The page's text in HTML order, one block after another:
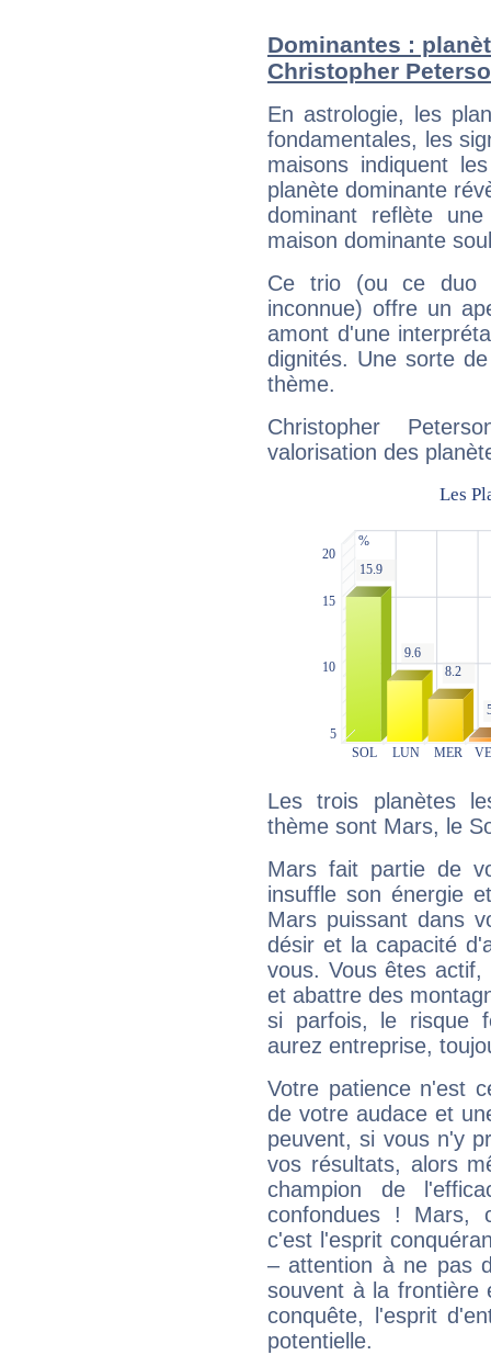
Dominantes :
Christopher
En astrologie, les
fondamentales, les
maisons indiquent
planète dominante
dominant reflète
maison dominante
Ce trio (ou ce duo
inconnue) offre un
amont d'une
dignités. Une sorte
thème.
Christopher
valorisation des
Les trois planètes
thème sont Mars, le
Mars fait partie de
insuffle son énergie
Mars puissant dans
désir et la capacité
vous. Vous êtes
et abattre des
si parfois, le risque
aurez entreprise,
Votre patience n'est
de votre audace et
peuvent, si vous n'y
vos résultats, alors
champion de
confondues ! Mars,
c'est l'esprit
– attention à ne pas
souvent à la frontière
conquête, l'esprit
potentielle.